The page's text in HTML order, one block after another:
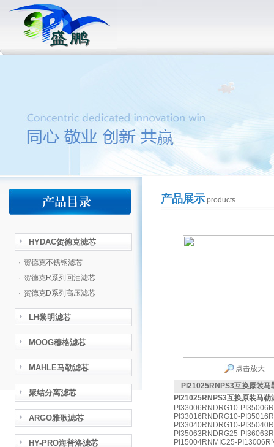
HYDAC贺德克滤芯
· 贺德克不锈钢滤芯
· 贺德克R系列回油滤芯
· 贺德克D系列高压滤芯
LH黎明滤芯
MOOG穆格滤芯
MAHLE马勒滤芯
聚结分离滤芯
ARGO雅歌滤芯
HY-PRO海普洛滤芯
产品展示products
点击放大
PI21025RNPS3互换原装马
PI21025RNPS3互换原装马勒
PI33006RNDRG10-
PI33016RNDRG10-
PI33040RNDRG10-
PI35063RNDRG25-
PI15004RNMIC25-